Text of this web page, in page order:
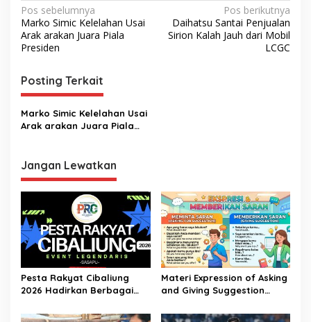
Navigasi
pos
Pos sebelumnya
Marko Simic Kelelahan Usai
Arak arakan Juara Piala
Presiden
Pos berikutnya
Daihatsu Santai Penjualan
Sirion Kalah Jauh dari Mobil
LCGC
Posting Terkait
Marko Simic Kelelahan Usai
Arak arakan Juara Piala
Jangan Lewatkan
Pesta Rakyat Cibaliung
2026 Hadirkan Berbagai
Materi Expression of Asking
and Giving Suggestion
Kelas 11